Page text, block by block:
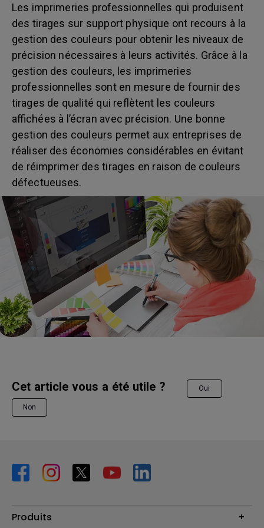
Les imprimeries professionnelles qui produisent
des tirages sur support physique ont recours à la
gestion des couleurs pour obtenir les niveaux de
précision nécessaires à leurs activités. Grâce à la
gestion des couleurs, les imprimeries
professionnelles sont en mesure de fournir des
tirages de qualité qui reflètent les couleurs
affichées à l’écran avec précision. Une bonne
gestion des couleurs permet aux entreprises de
réaliser des économies considérables en évitant
de réimprimer des tirages en raison de couleurs
défectueuses.
Cet article vous a été utile ? Oui
Non
Produits